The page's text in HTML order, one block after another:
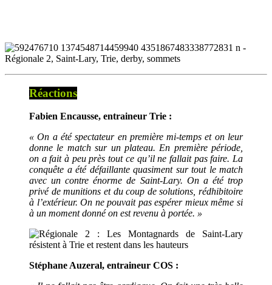
Réactions
Fabien Encausse, entraineur Trie :
« On a été spectateur en première mi-temps et on leur
donne le match sur un plateau. En première période,
on a fait à peu près tout ce qu’il ne fallait pas faire. La
conquête a été défaillante quasiment sur tout le match
avec un contre énorme de Saint-Lary. On a été trop
privé de munitions et du coup de solutions, rédhibitoire
à l’extérieur. On ne pouvait pas espérer mieux même si
à un moment donné on est revenu à portée. »
Stéphane Auzeral, entraineur COS :